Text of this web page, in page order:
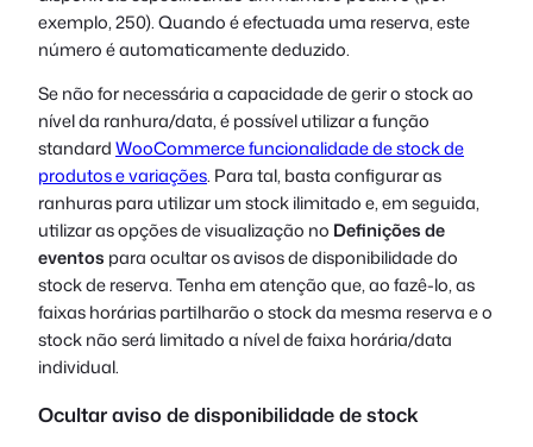
exemplo, 250). Quando é efectuada uma reserva, este
número é automaticamente deduzido.
Se não for necessária a capacidade de gerir o stock ao
nível da ranhura/data, é possível utilizar a função
standardWooCommerce funcionalidade de stock de
produtos e variações. Para tal, basta configurar as
ranhuras para utilizar um stock ilimitado e, em seguida,
utilizar as opções de visualização no Definições de
eventos para ocultar os avisos de disponibilidade do
stock de reserva. Tenha em atenção que, ao fazê-lo, as
faixas horárias partilharão o stock da mesma reserva e o
stock não será limitado a nível de faixa horária/data
individual.
Ocultar aviso de disponibilidade de stock